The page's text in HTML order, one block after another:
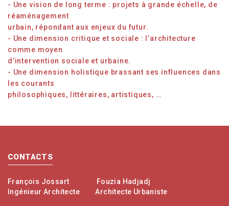
- Une vision de long terme : projets à grande échelle, de
réaménagement
urbain, répondant aux enjeux du futur.
- Une dimension critique et sociale : l’architecture
comme moyen
d’intervention sociale et urbaine.
- Une dimension holistique brassant ses influences dans
les courants
philosophiques, littéraires, artistiques, …
CONTACTS
François Jossart
Fouzia Hadjadj
Ingénieur Architecte
Architecte Urbaniste